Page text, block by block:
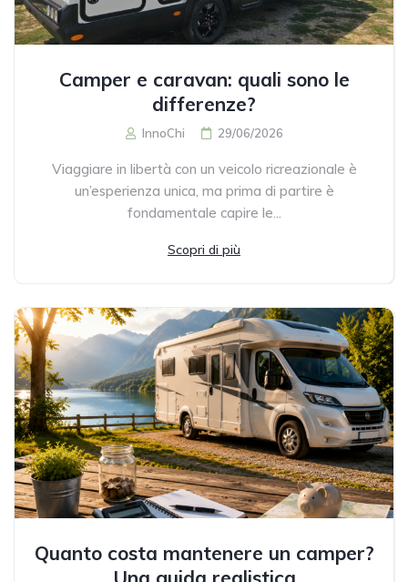
Camper e caravan: quali sono le
differenze?
InnoChi 29/06/2026
Viaggiare in libertà con un veicolo ricreazionale è
un’esperienza unica, ma prima di partire è
fondamentale capire le...
Scopri di più
Quanto costa mantenere un camper?